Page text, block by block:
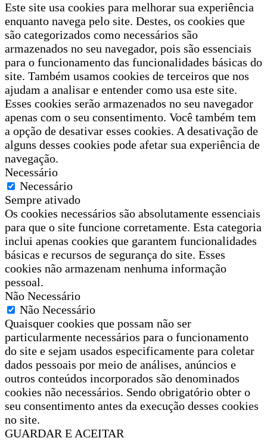
Este site usa cookies para melhorar sua experiência
enquanto navega pelo site. Destes, os cookies que
são categorizados como necessários são
armazenados no seu navegador, pois são essenciais
para o funcionamento das funcionalidades básicas do
site. Também usamos cookies de terceiros que nos
ajudam a analisar e entender como usa este site.
Esses cookies serão armazenados no seu navegador
apenas com o seu consentimento. Você também tem
a opção de desativar esses cookies. A desativação de
alguns desses cookies pode afetar sua experiência de
navegação.
Necessário
Necessário
Sempre ativado
Os cookies necessários são absolutamente essenciais
para que o site funcione corretamente. Esta categoria
inclui apenas cookies que garantem funcionalidades
básicas e recursos de segurança do site. Esses
cookies não armazenam nenhuma informação
pessoal.
Não Necessário
Não Necessário
Quaisquer cookies que possam não ser
particularmente necessários para o funcionamento
do site e sejam usados especificamente para coletar
dados pessoais por meio de análises, anúncios e
outros conteúdos incorporados são denominados
cookies não necessários. Sendo obrigatório obter o
seu consentimento antes da execução desses cookies
no site.
GUARDAR E ACEITAR